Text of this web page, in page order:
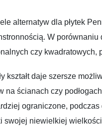
alternatyw dla płytek
W porównaniu
czy kwadratowych,
kształt daje szersze
na ścianach czy
ograniczone,
niewielkiej